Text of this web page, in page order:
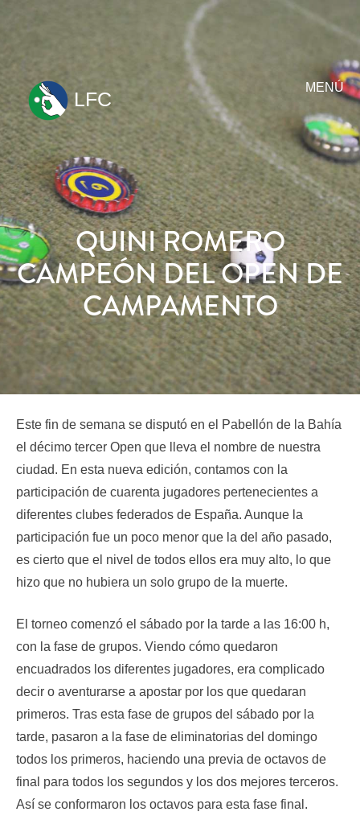
MENÚ
ir
al
contenido
LFC
QUINI ROMERO
CAMPEÓN DEL OPEN DE
CAMPAMENTO
Este fin de semana se disputó en el Pabellón de la Bahía
el décimo tercer Open que lleva el nombre de nuestra
ciudad. En esta nueva edición, contamos con la
participación de cuarenta jugadores pertenecientes a
diferentes clubes federados de España. Aunque la
participación fue un poco menor que la del año pasado,
es cierto que el nivel de todos ellos era muy alto, lo que
hizo que no hubiera un solo grupo de la muerte.
El torneo comenzó el sábado por la tarde a las 16:00 h,
con la fase de grupos. Viendo cómo quedaron
encuadrados los diferentes jugadores, era complicado
decir o aventurarse a apostar por los que quedaran
primeros. Tras esta fase de grupos del sábado por la
tarde, pasaron a la fase de eliminatorias del domingo
todos los primeros, haciendo una previa de octavos de
final para todos los segundos y los dos mejores terceros.
Así se conformaron los octavos para esta fase final.